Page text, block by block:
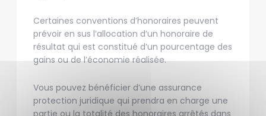
Certaines conventions d’honoraires peuvent
prévoir en sus l’allocation d’un honoraire de
résultat qui est constitué d’un pourcentage des
gains ou de l’économie réalisée.
Vous pouvez bénéficier d’une assurance
protection juridique qui prendra en charge une
partie ou la totalité des honoraires arrêtés dans